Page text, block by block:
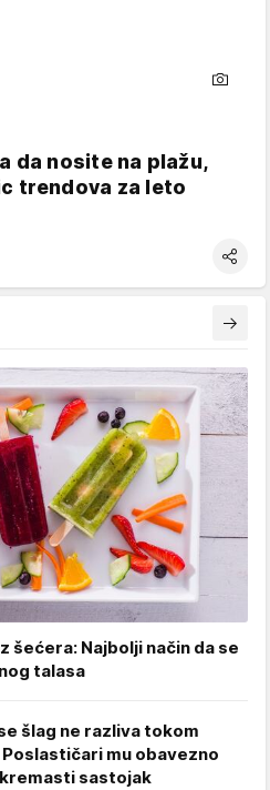
da nosite na plažu,
trendova za leto
šećera: Najbolji način da se
talasa
šlag ne razliva tokom
mu obavezno
kremasti sastojak